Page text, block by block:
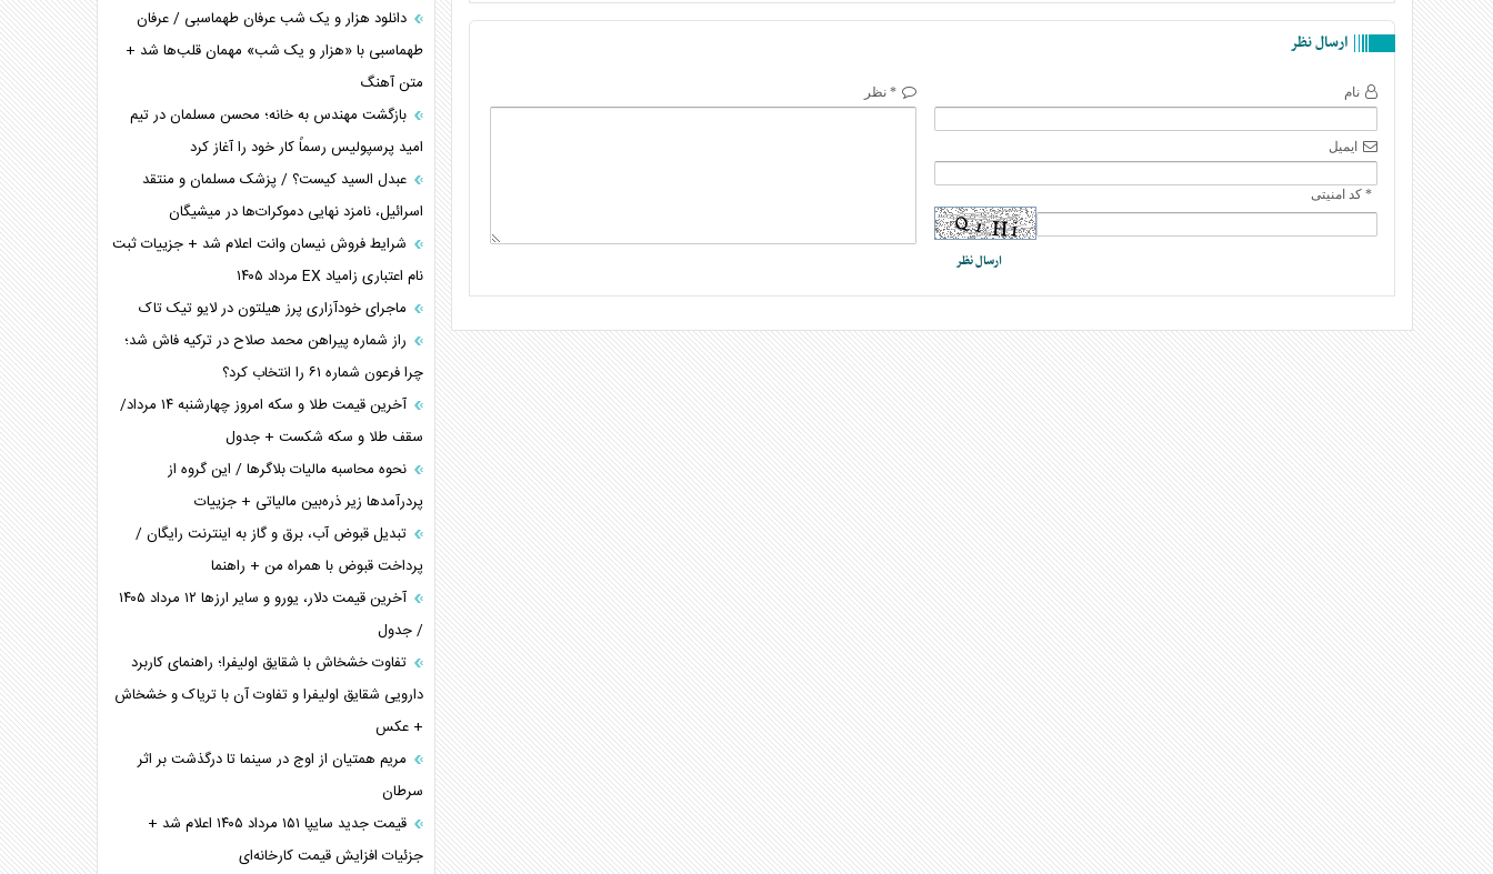
ارسال نظر
نام
ایمیل
* کد امنیتی
* نظر
چرا کویت به دنبال شریک امنیتی جدید است؟
اعتراف غرب به قدرت ایران در تثبیت معادلات
خطای راهبردی ترامپ مقابل برزیل
متن و حاشیه سفر نتانیاهو به آمریکا
دانلود هزار و یک شب عرفان طهماسبی / عرفان
طهماسبی با «هزار و یک شب» مهمان قلب‌ها شد +
متن آهنگ
بازگشت مهندس به خانه؛ محسن مسلمان در تیم
امید پرسپولیس رسماً کار خود را آغاز کرد
عبدل السید کیست؟ / پزشک مسلمان و منتقد
اسرائیل، نامزد نهایی دموکرات‌ها در میشیگان
شرایط فروش نیسان وانت اعلام شد + جزییات ثبت
نام اعتباری زامیاد EX مرداد ۱۴۰۵
ماجرای خودآزاری پرز هیلتون در لایو تیک تاک
راز شماره پیراهن محمد صلاح در ترکیه فاش شد؛
چرا فرعون شماره ۶۱ را انتخاب کرد؟
آخرین قیمت طلا و سکه امروز چهارشنبه ۱۴ مرداد/
سقف طلا و سکه شکست + جدول
نحوه محاسبه مالیات بلاگر‌ها / این گروه از
پردرآمد‌ها زیر ذره‌بین مالیاتی + جزییات
تبدیل قبوض آب، برق و گاز به اینترنت رایگان /
پرداخت قبوض با همراه من + راهنما
آخرین قیمت دلار، یورو و سایر ارز‌ها ۱۲ مرداد ۱۴۰۵
/ جدول
تفاوت خشخاش با شقایق اولیفرا؛ راهنمای کاربرد
دارویی شقایق اولیفرا و تفاوت آن با تریاک و خشخاش
+ عکس
مریم همتیان از اوج در سینما تا درگذشت بر اثر
سرطان
قیمت جدید سایپا ۱۵۱ مرداد ۱۴۰۵ اعلام شد +
جزئیات افزایش قیمت کارخانه‌ای